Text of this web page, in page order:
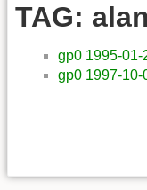
TAG:
gp0 1995-01-
gp0 1997-10-